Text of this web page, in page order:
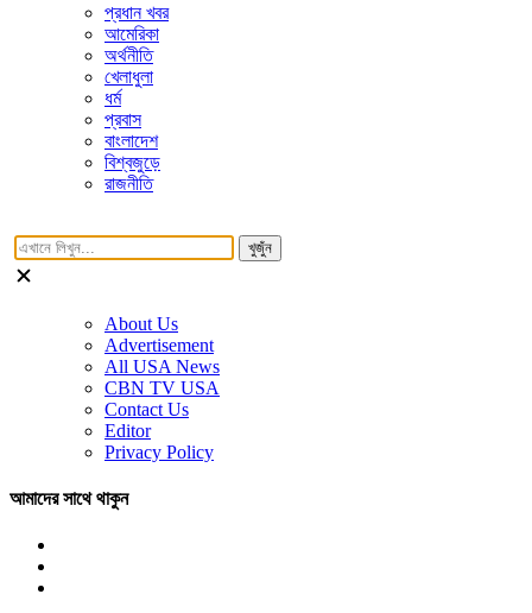
প্রধান খবর
আমেরিকা
অর্থনীতি
খেলাধুলা
ধর্ম
প্রবাস
বাংলাদেশ
বিশ্বজুড়ে
রাজনীতি
খুজুঁন
About Us
Advertisement
All USA News
CBN TV USA
Contact Us
Editor
Privacy Policy
আমাদের সাথে থাকুন